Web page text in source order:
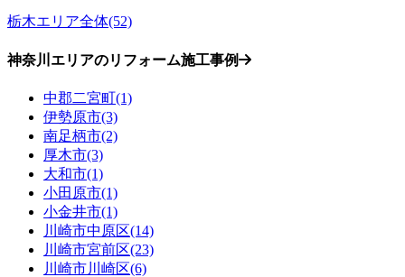
栃木エリア全体(52)
神奈川エリアのリフォーム施工事例
中郡二宮町(1)
伊勢原市(3)
南足柄市(2)
厚木市(3)
大和市(1)
小田原市(1)
小金井市(1)
川崎市中原区(14)
川崎市宮前区(23)
川崎市川崎区(6)